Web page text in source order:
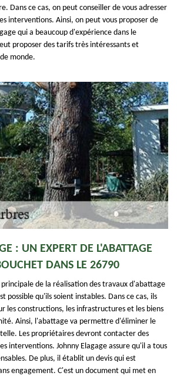
Dans ce cas, on peut conseiller de vous adresser
interventions. Ainsi, on peut vous proposer de
qui a beaucoup d'expérience dans le
proposer des tarifs très intéressants et
monde.
: UN EXPERT DE L'ABATTAGE
DANS LE 26790
de la réalisation des travaux d'abattage
possible qu'ils soient instables. Dans ce cas, ils
les constructions, les infrastructures et les biens
Ainsi, l'abattage va permettre d'éliminer le
Les propriétaires devront contacter des
interventions. Johnny Elagage assure qu'il a tous
De plus, il établit un devis qui est
engagement. C'est un document qui met en